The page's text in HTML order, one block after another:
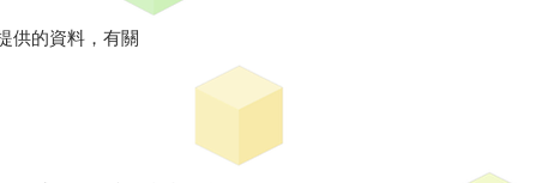
供的資料，有關